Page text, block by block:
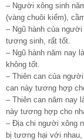
– Người xông sinh
(vàng chuôi kiếm),
– Ngũ hành của
tương sinh, rất tốt.
– Ngũ hành năm nay
không tốt.
– Thiên can của
can này tương hợp
– Thiên can năm nay
này tương hợp cho
– Địa chi người xông
bị tương hại với nhau,